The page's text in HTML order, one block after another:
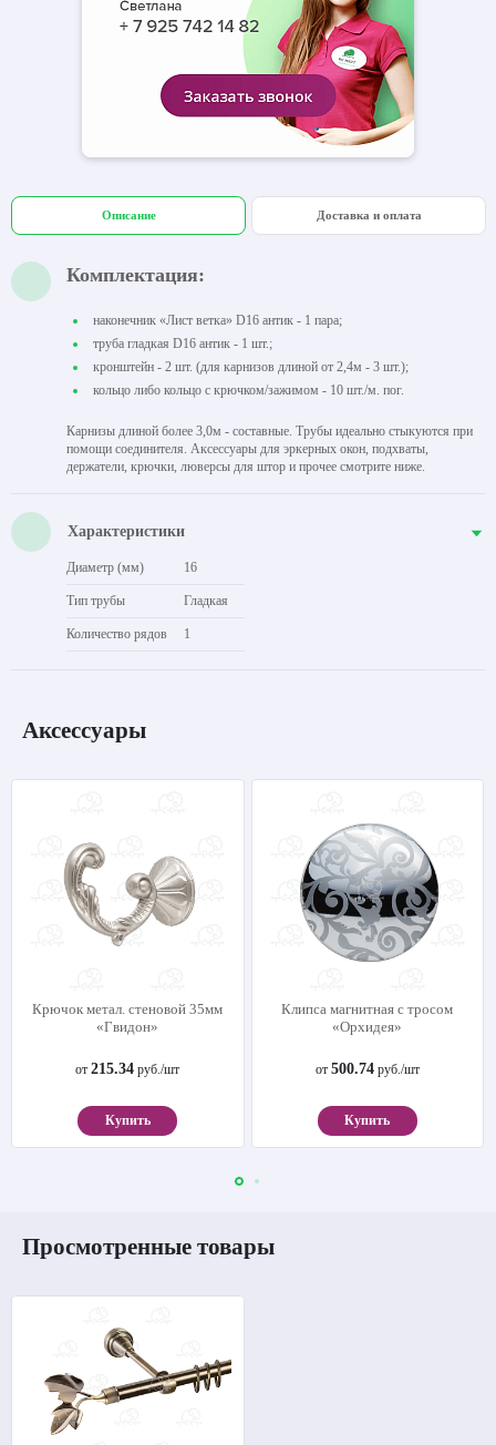
Описание Доставка и оплата
Комплектация:
наконечник «Лист ветка» D16 антик - 1 пара;
труба гладкая D16 антик - 1 шт.;
кронштейн - 2 шт. (для карнизов длиной от 2,4м - 3 шт.);
кольцо либо кольцо с крючком/зажимом - 10 шт./м. пог.
Карнизы длиной более 3,0м - составные. Трубы идеально стыкуются при
помощи соединителя. Аксессуары для эркерных окон, подхваты,
держатели, крючки, люверсы для штор и прочее смотрите ниже.
Характеристики
Диаметр (мм) 16
Тип трубы Гладкая
Количество рядов 1
Аксессуары
Крючок метал. стеновой 35мм
«Гвидон»
от215.34 руб./шт
Купить
Клипса магнитная с тросом
«Орхидея»
от 500.74руб./шт
Купить
Просмотренные товары